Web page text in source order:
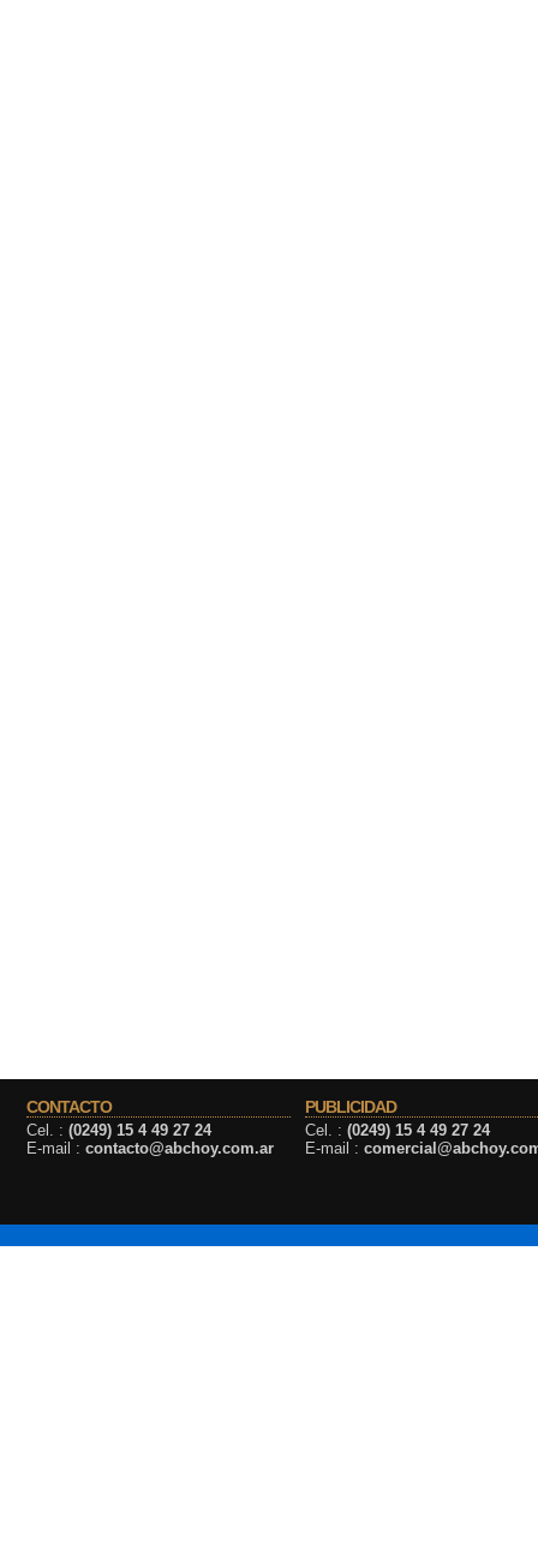
CONTACTO
Cel. : (0249) 15 4 49 27 24
E-mail : contacto@abchoy.com.ar
PUBLICIDAD
Cel. : (0249) 15 4 49 27 24
E-mail :